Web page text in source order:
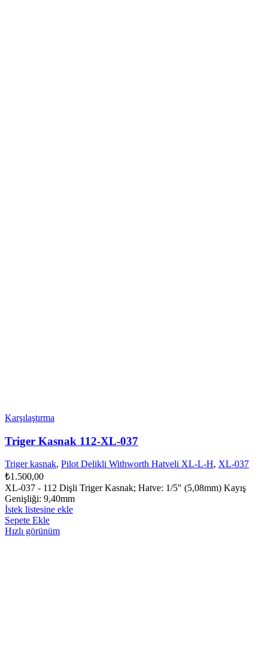
Karşılaştırma
Triger Kasnak 112-XL-037
Triger kasnak, Pilot Delikli Withworth Hatveli XL-L-H, XL-037
₺1.500,00
XL-037 - 112 Dişli Triger Kasnak; Hatve: 1/5" (5,08mm) Kayış
Genişliği: 9,40mm
İstek listesine ekle
Sepete Ekle
Hızlı görünüm